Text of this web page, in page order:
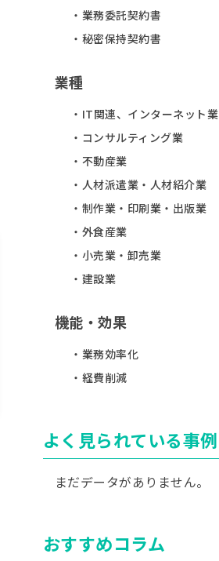
業務委託契約書
秘密保持契約書
業種
IT関連、インターネット業
コンサルティング業
不動産業
人材派遣業・人材紹介業
制作業・印刷業・出版業
外食産業
小売業・卸売業
建設業
機能・効果
業務効率化
経費削減
よく見られている事例
まだデータがありません。
おすすめコラム